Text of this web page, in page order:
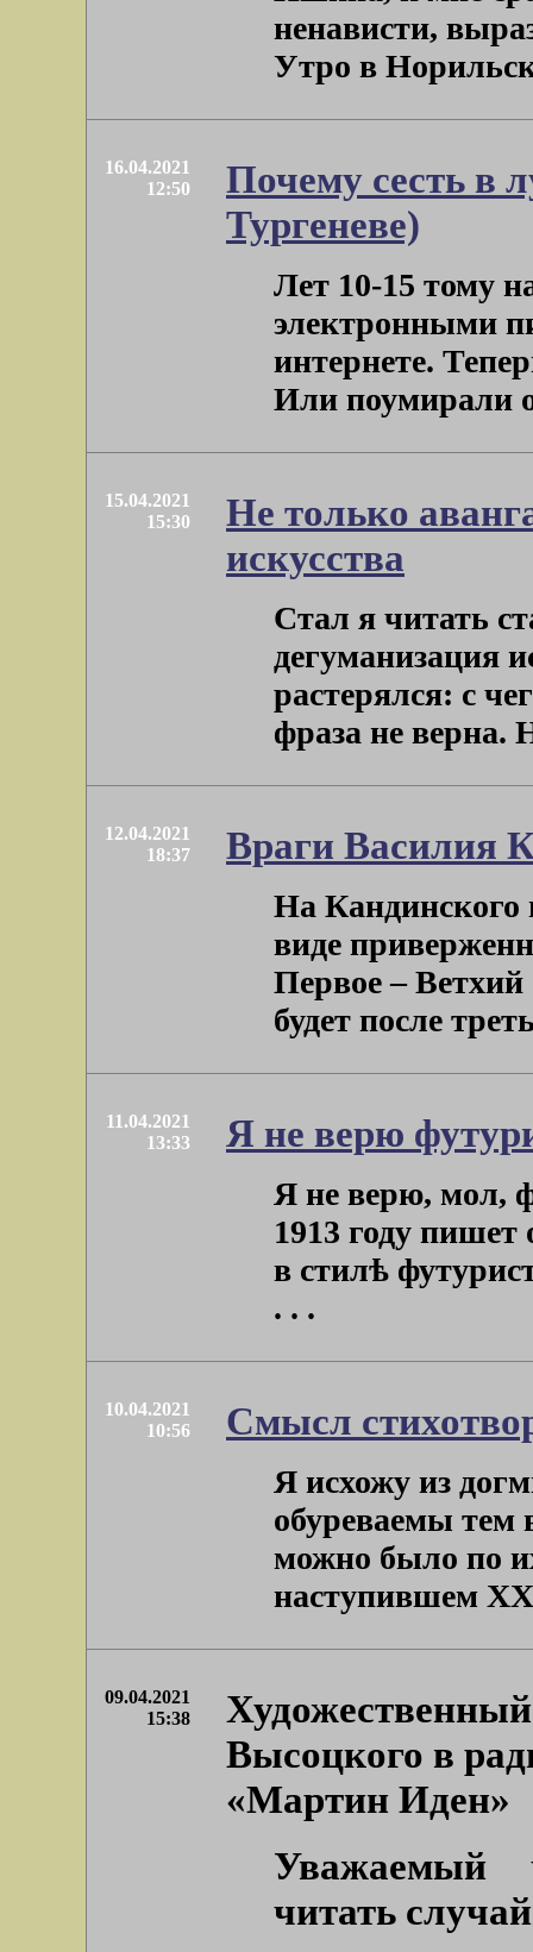
ненависти,
Утро в
16.04.2021
12:50
Почему сесть в
Тургеневе)
Лет 10-15 тому
электронными
интернете.
Или поумирали
15.04.2021
15:30
Не только
искусства
Стал я читать
дегуманизация
растерялся: с
фраза не верна.
12.04.2021
18:37
Враги Василия
На Кандинского
виде
Первое – Ветхий
будет после
11.04.2021
13:33
Я не верю
Я не верю, мол,
1913 году
в стилѣ
. . .
10.04.2021
10:56
Смысл
Я исхожу из
обуреваемы тем
можно было по
наступившем ХХ
09.04.2021
15:38
Высоцкого в
«Мартин Иден»
Уважаемый
читать